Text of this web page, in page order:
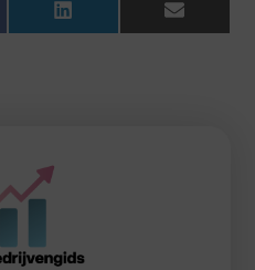
LinkedIn Email